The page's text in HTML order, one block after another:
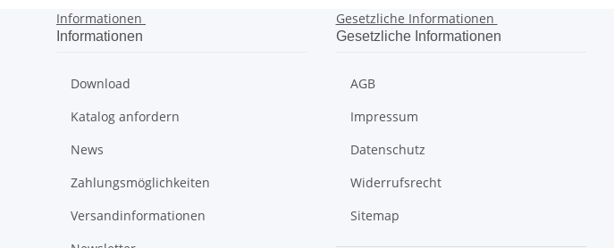
Informationen
Informationen
Download
Katalog anfordern
News
Zahlungsmöglichkeiten
Versandinformationen
Gesetzliche Informationen
Gesetzliche Informationen
AGB
Impressum
Datenschutz
Widerrufsrecht
Sitemap